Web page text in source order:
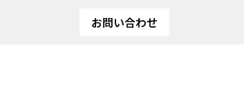
お問い合わせ